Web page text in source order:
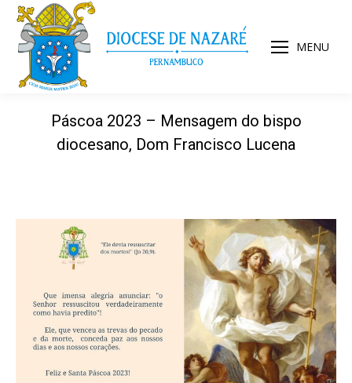
MENU
Páscoa 2023 – Mensagem do bispo
diocesano, Dom Francisco Lucena